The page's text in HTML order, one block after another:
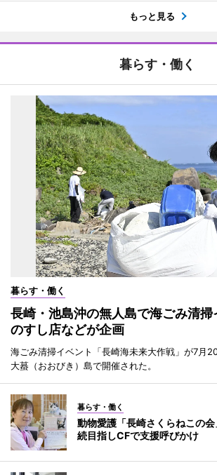
もっと見る
暮らす・働く
暮らす・働く
長崎・池島沖の無人島で海ごみ清
のすし店などが企画
海ごみ清掃イベント「長崎海未来大作戦」が7月
大蟇（おおびき）島で開催された。
暮らす・働く
動物愛護「長崎さくらねこの
続目指しCFで支援呼びかけ